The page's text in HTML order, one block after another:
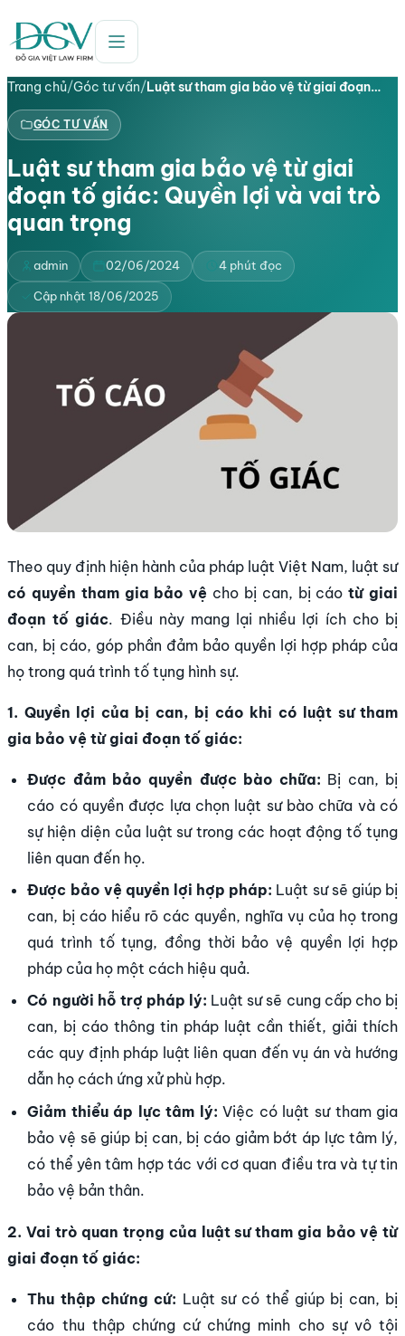
Trang chủ/Góc tư vấn/Luật sư tham gia bảo vệ từ giai đoạn…
GÓC TƯ VẤN
Luật sư tham gia bảo vệ từ giai
đoạn tố giác: Quyền lợi và vai trò
quan trọng
admin 02/06/2024 4 phút đọc
Cập nhật 18/06/2025
Theo quy định hiện hành của pháp luật Việt Nam, luật sư
có quyền tham gia bảo vệ cho bị can, bị cáotừ giai
đoạn tố giác. Điều này mang lại nhiều lợi ích cho bị
can, bị cáo, góp phần đảm bảo quyền lợi hợp pháp của
họ trong quá trình tố tụng hình sự.
1. Quyền lợi của bị can, bị cáo khi có luật sư tham
gia bảo vệ từ giai đoạn tố giác:
Được đảm bảo quyền được bào chữa: Bị can, bị
cáo có quyền được lựa chọn luật sư bào chữa và có
sự hiện diện của luật sư trong các hoạt động tố tụng
liên quan đến họ.
Được bảo vệ quyền lợi hợp pháp: Luật sư sẽ giúp bị
can, bị cáo hiểu rõ các quyền, nghĩa vụ của họ trong
quá trình tố tụng, đồng thời bảo vệ quyền lợi hợp
pháp của họ một cách hiệu quả.
Có người hỗ trợ pháp lý: Luật sư sẽ cung cấp cho bị
can, bị cáo thông tin pháp luật cần thiết, giải thích
các quy định pháp luật liên quan đến vụ án và hướng
dẫn họ cách ứng xử phù hợp.
Giảm thiểu áp lực tâm lý: Việc có luật sư tham gia
bảo vệ sẽ giúp bị can, bị cáo giảm bớt áp lực tâm lý,
có thể yên tâm hợp tác với cơ quan điều tra và tự tin
bảo vệ bản thân.
2. Vai trò quan trọng của luật sư tham gia bảo vệ từ
giai đoạn tố giác:
Thu thập chứng cứ: Luật sư có thể giúp bị can, bị
cáo thu thập chứng cứ chứng minh cho sự vô tội